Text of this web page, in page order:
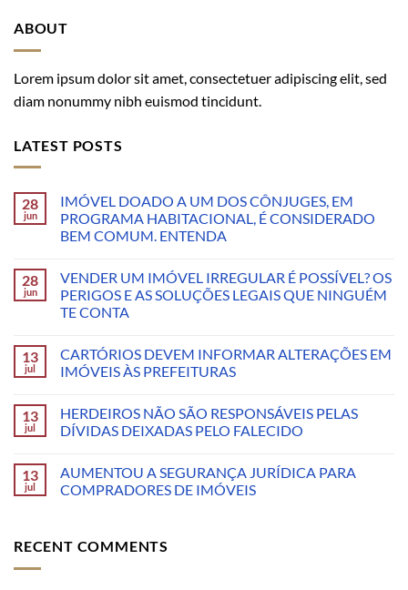
ABOUT
Lorem ipsum dolor sit amet, consectetuer adipiscing elit, sed
diam nonummy nibh euismod tincidunt.
LATEST POSTS
28
jun
IMÓVEL DOADO A UM DOS CÔNJUGES, EM
PROGRAMA HABITACIONAL, É CONSIDERADO
BEM COMUM. ENTENDA
28
jun
VENDER UM IMÓVEL IRREGULAR É POSSÍVEL? OS
PERIGOS E AS SOLUÇÕES LEGAIS QUE NINGUÉM
TE CONTA
13
jul
CARTÓRIOS DEVEM INFORMAR ALTERAÇÕES EM
IMÓVEIS ÀS PREFEITURAS
13
jul
HERDEIROS NÃO SÃO RESPONSÁVEIS PELAS
DÍVIDAS DEIXADAS PELO FALECIDO
13
jul
AUMENTOU A SEGURANÇA JURÍDICA PARA
COMPRADORES DE IMÓVEIS
RECENT COMMENTS